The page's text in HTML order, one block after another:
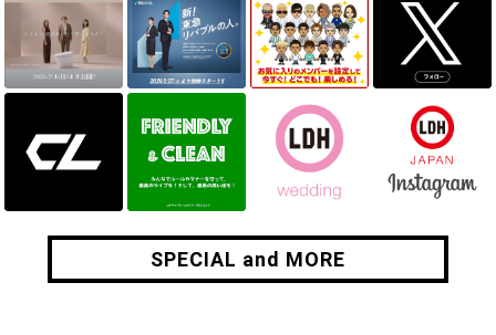
SPECIAL and MORE
SPECIAL and MORE